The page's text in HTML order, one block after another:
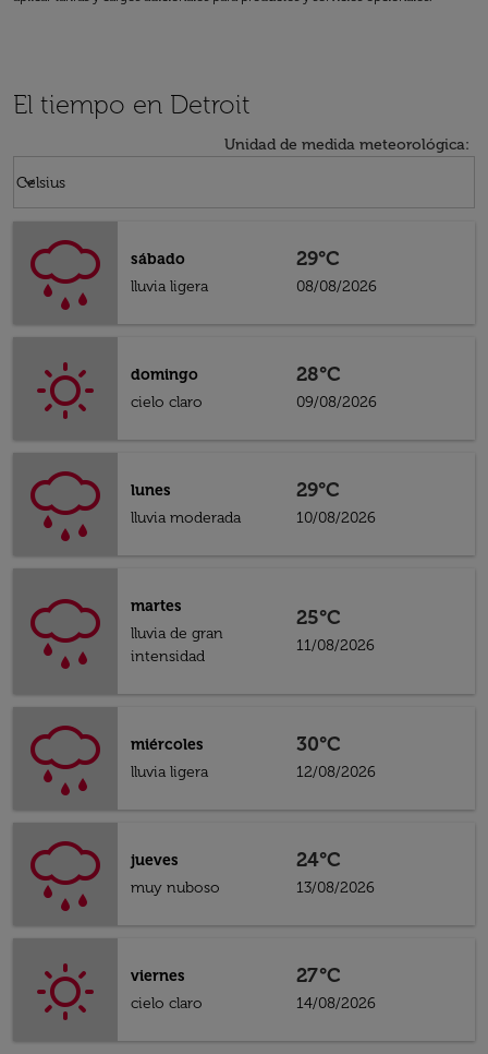
El tiempo en Detroit
Unidad de medida meteorológica:
Celsius
keyboard_arrow_down
sábado
lluvia ligera
29°C
08/08/2026
domingo
cielo claro
28°C
09/08/2026
lunes
lluvia moderada
29°C
10/08/2026
martes
lluvia de gran
intensidad
25°C
11/08/2026
miércoles
lluvia ligera
30°C
12/08/2026
jueves
muy nuboso
24°C
13/08/2026
viernes
cielo claro
27°C
14/08/2026